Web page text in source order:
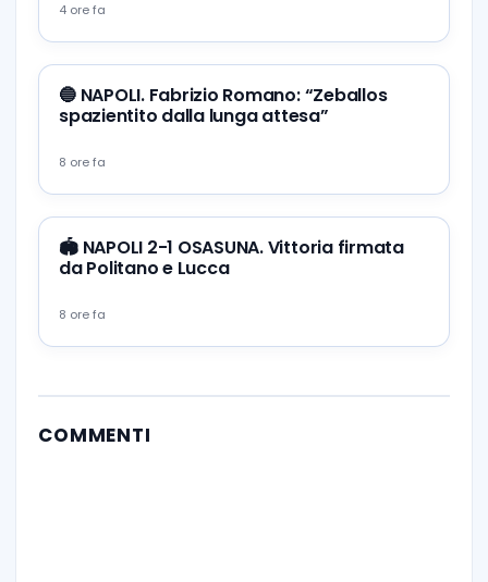
4 ore fa
🔵 NAPOLI. Fabrizio Romano: “Zeballos
spazientito dalla lunga attesa”
8 ore fa
🏟️ NAPOLI 2-1 OSASUNA. Vittoria firmata
da Politano e Lucca
8 ore fa
COMMENTI